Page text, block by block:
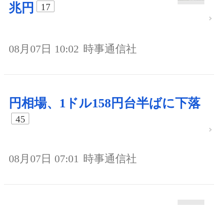
兆円
17
08月07日 10:02 時事通信社
円相場、1ドル158円台半ばに下落
45
08月07日 07:01 時事通信社